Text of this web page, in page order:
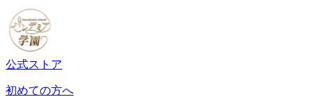
公式ストア
初めての方へ